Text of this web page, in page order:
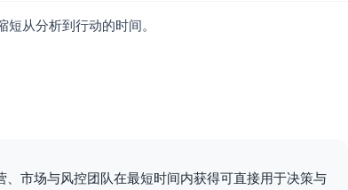
形状约束，避免不合理的反向波动。
需要增量时采用uplift或DR/GPS剂量-反应法。
从分析到行动的时间。
市场与风控团队在最短时间内获得可直接用于决策与